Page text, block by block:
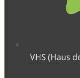
VHS (Haus